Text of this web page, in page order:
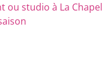
ou studio à La